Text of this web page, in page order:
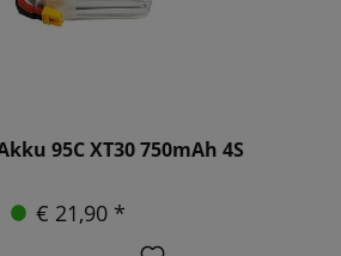
95C XT30 750mAh 4S
€ 21,90 *